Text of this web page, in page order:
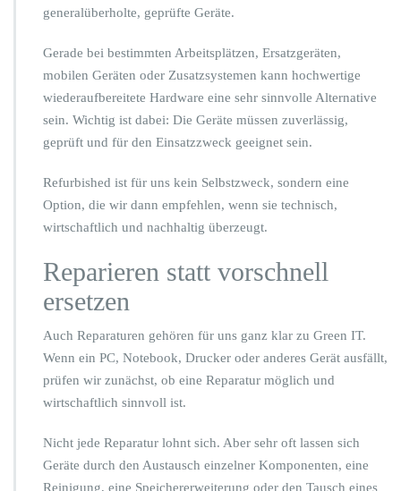
generalüberholte, geprüfte Geräte.
Gerade bei bestimmten Arbeitsplätzen, Ersatzgeräten,
mobilen Geräten oder Zusatzsystemen kann hochwertige
wiederaufbereitete Hardware eine sehr sinnvolle Alternative
sein. Wichtig ist dabei: Die Geräte müssen zuverlässig,
geprüft und für den Einsatzzweck geeignet sein.
Refurbished ist für uns kein Selbstzweck, sondern eine
Option, die wir dann empfehlen, wenn sie technisch,
wirtschaftlich und nachhaltig überzeugt.
Reparieren statt vorschnell
ersetzen
Auch Reparaturen gehören für uns ganz klar zu Green IT.
Wenn ein PC, Notebook, Drucker oder anderes Gerät ausfällt,
prüfen wir zunächst, ob eine Reparatur möglich und
wirtschaftlich sinnvoll ist.
Nicht jede Reparatur lohnt sich. Aber sehr oft lassen sich
Geräte durch den Austausch einzelner Komponenten, eine
Reinigung, eine Speichererweiterung oder den Tausch eines